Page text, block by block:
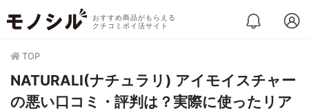
おすすめ商品がもらえる
クチコミポイ活サイト
TOP
NATURALI(ナチュラリ) アイモイスチャー
の悪い口コミ・評判は？実際に使ったリア